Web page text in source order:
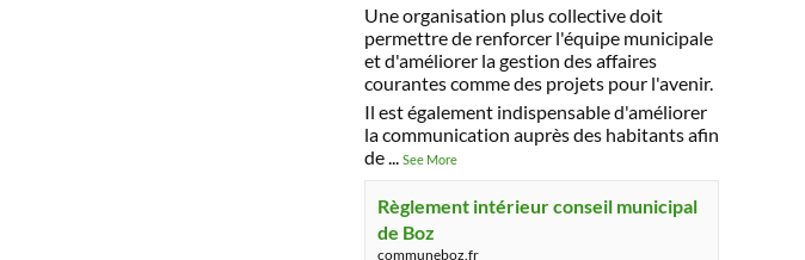
Une organisation plus collective doit
permettre de renforcer l'équipe municipale
et d'améliorer la gestion des affaires
courantes comme des projets pour l'avenir.
Il est également indispensable d'améliorer
la communication auprès des habitants afin
de... See More
Règlement intérieur conseil municipal
de Boz
communeboz.fr